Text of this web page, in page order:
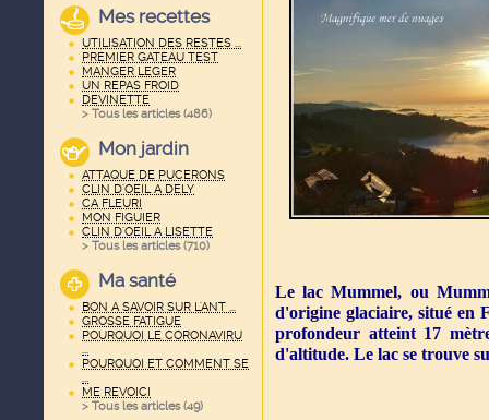
Mes recettes
UTILISATION DES RESTES ...
PREMIER GATEAU TEST
MANGER LEGER
UN REPAS FROID
DEVINETTE
> Tous les articles (486)
Mon jardin
ATTAQUE DE PUCERONS
CLIN D'OEIL A DELY
CA FLEURI
MON FIGUIER
CLIN D'OEIL A LISETTE
> Tous les articles (710)
Ma santé
BON A SAVOIR SUR L'ANT ...
GROSSE FATIGUE
POURQUOI LE CORONAVIRU
...
POURQUOI ET COMMENT SE
...
ME REVOICI
> Tous les articles (49)
Le lac Mummel, ou
d'origine glaciaire, situé en
profondeur atteint 17
d'altitude. Le lac se trouve